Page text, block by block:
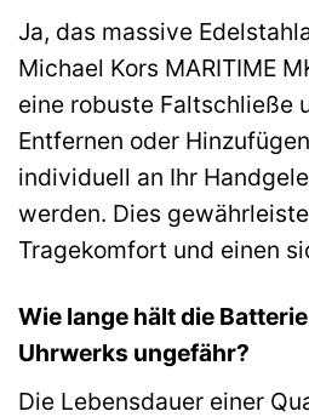
Ja, das massive
Michael Kors MARITIME
eine robuste Faltschließe
Entfernen oder
individuell an Ihr
werden. Dies
Tragekomfort und einen
Wie lange hält die
Uhrwerks ungefähr?
Die Lebensdauer einer